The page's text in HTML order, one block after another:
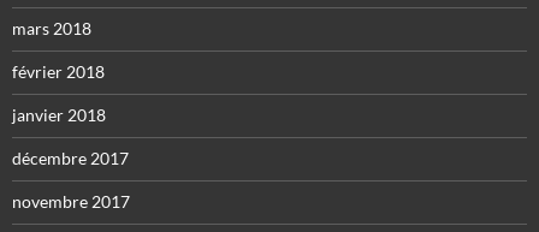
mars 2018
février 2018
janvier 2018
décembre 2017
novembre 2017